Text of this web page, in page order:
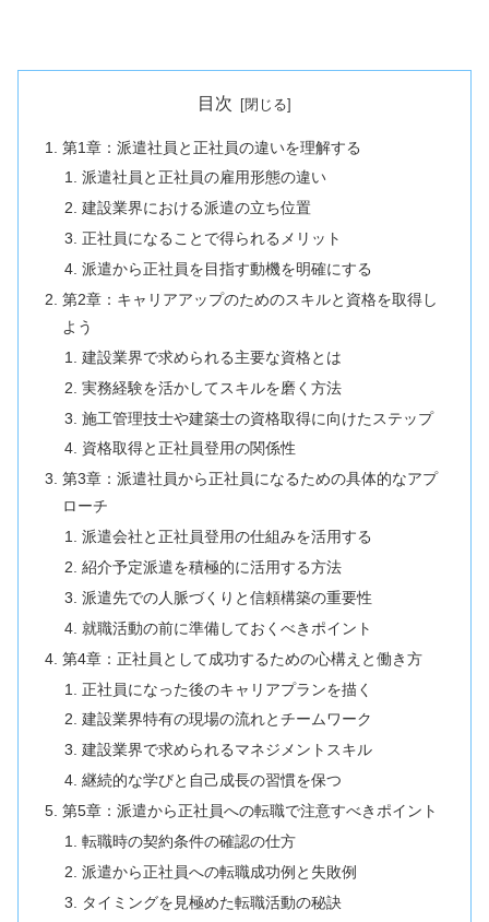
目次
第1章：派遣社員と正社員の違いを理解する
派遣社員と正社員の雇用形態の違い
建設業界における派遣の立ち位置
正社員になることで得られるメリット
派遣から正社員を目指す動機を明確にする
第2章：キャリアアップのためのスキルと資格を取得し
よう
建設業界で求められる主要な資格とは
実務経験を活かしてスキルを磨く方法
施工管理技士や建築士の資格取得に向けたステップ
資格取得と正社員登用の関係性
第3章：派遣社員から正社員になるための具体的なアプ
ローチ
派遣会社と正社員登用の仕組みを活用する
紹介予定派遣を積極的に活用する方法
派遣先での人脈づくりと信頼構築の重要性
就職活動の前に準備しておくべきポイント
第4章：正社員として成功するための心構えと働き方
正社員になった後のキャリアプランを描く
建設業界特有の現場の流れとチームワーク
建設業界で求められるマネジメントスキル
継続的な学びと自己成長の習慣を保つ
第5章：派遣から正社員への転職で注意すべきポイント
転職時の契約条件の確認の仕方
派遣から正社員への転職成功例と失敗例
タイミングを見極めた転職活動の秘訣